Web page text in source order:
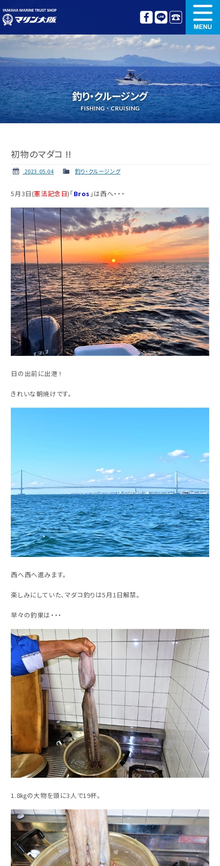
中古艇情報
オリジナル艤装 ボート免許講習
更新講習 クルージング情報
釣り・クルージング
FISHING・CRUISING
初物のマダコ !!
2023.05.04 釣り・クルージング
5月3日(憲法記念日)「Bros 」は西へ・・・
日の出前に出港 !
きれいな朝焼けです。
西へ西へ進みます。
楽しみにしていた、マダコ釣りは5月1日解禁。
早々の釣果は・・・
1.8㎏の大物を頭に3人で19杯。